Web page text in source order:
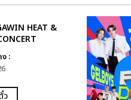
HEAT &
:
ว